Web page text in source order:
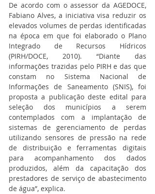
De acordo com o assessor da AGEDOCE,
Fabiano Alves, a iniciativa visa reduzir os
elevados volumes de perdas identificadas
na época em que foi elaborado o Plano
Integrado de Recursos Hídricos
(PIRH/DOCE, 2010). “Diante das
informações trazidas pelo PIRH e das que
constam no Sistema Nacional de
Informações de Saneamento (SNIS), foi
proposta a publicação deste edital para
seleção dos municípios a serem
contemplados com a implantação de
sistemas de gerenciamento de perdas
utilizando sensores de pressão na rede
de distribuição e ferramentas digitais
para acompanhamento dos dados
produzidos, além da capacitação dos
prestadores de serviço de abastecimento
de água”, explica.